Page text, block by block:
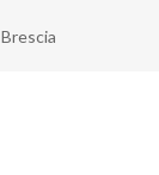
Brescia